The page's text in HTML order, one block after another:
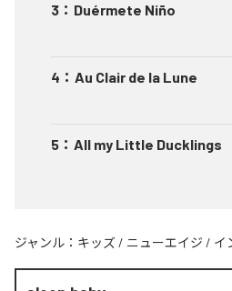
3 ： Duérmete Niño
4 ： Au Clair de la Lune
5 ： All my Little Ducklings
ジャンル： キッズ / ニューエイジ / イ